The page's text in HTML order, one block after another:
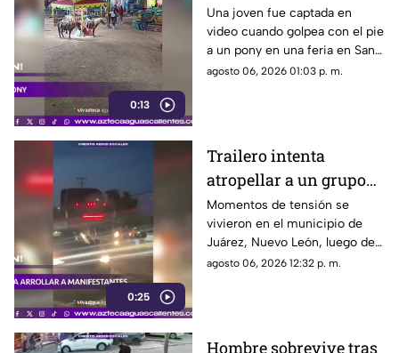
0:13
en el que mujer golpea
a un pony durante una
feria
Una joven fue captada en
video cuando golpea con el pie
a un pony en una feria en San
Luis Potosí; el hecho ha
agosto 06, 2026 01:03 p. m.
0:25
Trailero intenta
atropellar a un grupo
de personas y choca
varios vehículos
Momentos de tensión se
vivieron en el municipio de
Juárez, Nuevo León, luego de
que un trailero presuntamente
agosto 06, 2026 12:32 p. m.
Hombre sobrevive tras